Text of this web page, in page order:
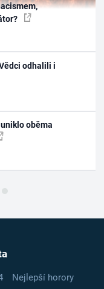
odhalili i
oběma
Nejlepší horory